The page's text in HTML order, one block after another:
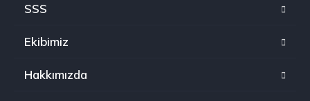
SSS
Ekibimiz
Hakkımızda